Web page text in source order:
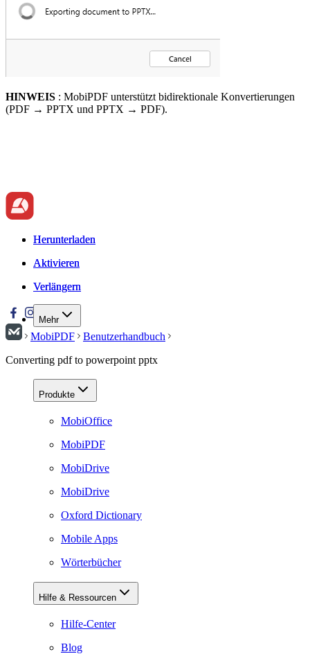
HINWEIS : MobiPDF unterstützt bidirektionale Konvertierungen
(PDF → PPTX und PPTX → PDF).
Herunterladen
Aktivieren
Verlängern
Mehr
Herunterladen
Aktivieren
Verlängern
MobiPDF
Benutzerhandbuch
Converting pdf to powerpoint pptx
Produkte
MobiOffice
MobiPDF
MobiDrive
MobiDrive
Oxford Dictionary
Mobile Apps
Wörterbücher
Hilfe & Ressourcen
Hilfe-Center
Blog